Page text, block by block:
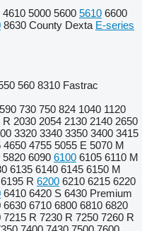
4610 5000 5600 5610 6600
8630 County Dexta E-series
560 8310 Fastrac
590 730 750 824 1040 1120
R 2030 2054 2130 2140 2650
3320 3340 3350 3400 3415
4650 4755 5055 E 5070 M
5820 6090 6100 6105 6110 M
6135 6140 6145 6150 M
6195 R 6200 6210 6215 6220
6410 6420 S 6430 Premium
6630 6710 6800 6810 6820
7215 R 7230 R 7250 7260 R